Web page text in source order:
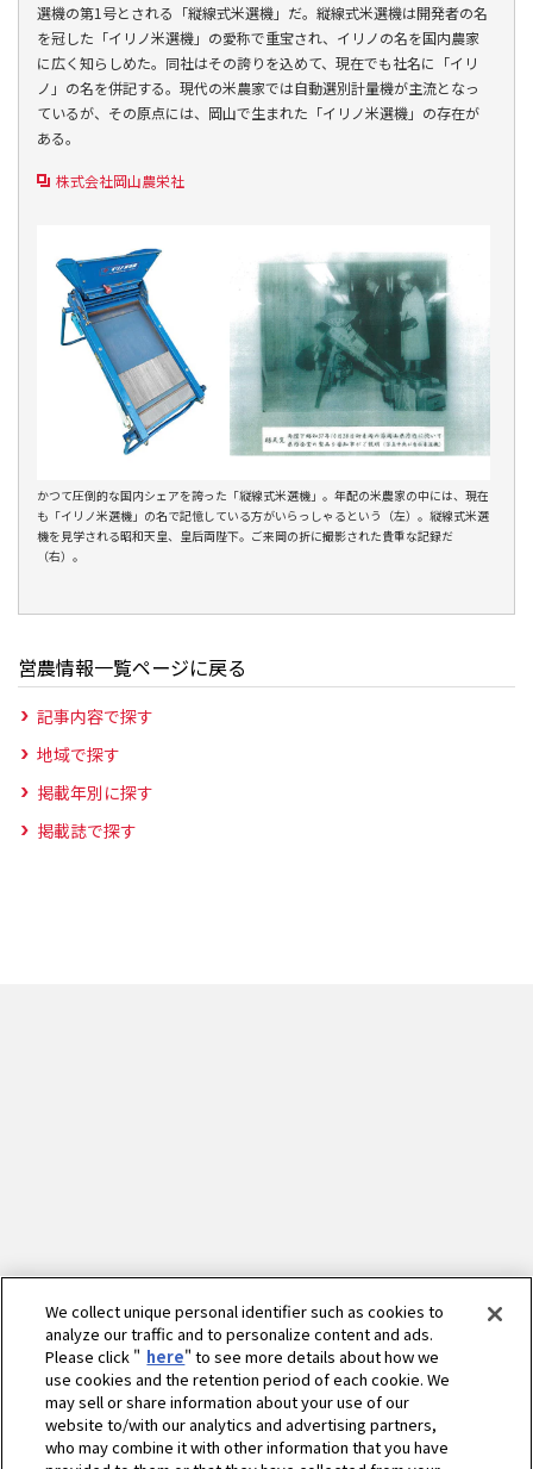
選機の第1号とされる「縦線式米選機」だ。縦線式米選機は開発者の名
を冠した「イリノ米選機」の愛称で重宝され、イリノの名を国内農家
に広く知らしめた。同社はその誇りを込めて、現在でも社名に「イリ
ノ」の名を併記する。現代の米農家では自動選別計量機が主流となっ
ているが、その原点には、岡山で生まれた「イリノ米選機」の存在が
ある。
株式会社岡山農栄社
かつて圧倒的な国内シェアを誇った「縦線式米選機」。年配の米農家の中には、現在
も「イリノ米選機」の名で記憶している方がいらっしゃるという（左）。縦線式米選
機を見学される昭和天皇、皇后両陛下。ご来岡の折に撮影された貴重な記録だ
（右）。
営農情報一覧ページに戻る
記事内容で探す
地域で探す
掲載年別に探す
掲載誌で探す
We collect unique personal identifier such as cookies to
analyze our traffic and to personalize content and ads.
Please click " here" to see more details about how we
use cookies and the retention period of each cookie. We
may sell or share information about your use of our
website to/with our analytics and advertising partners,
who may combine it with other information that you have